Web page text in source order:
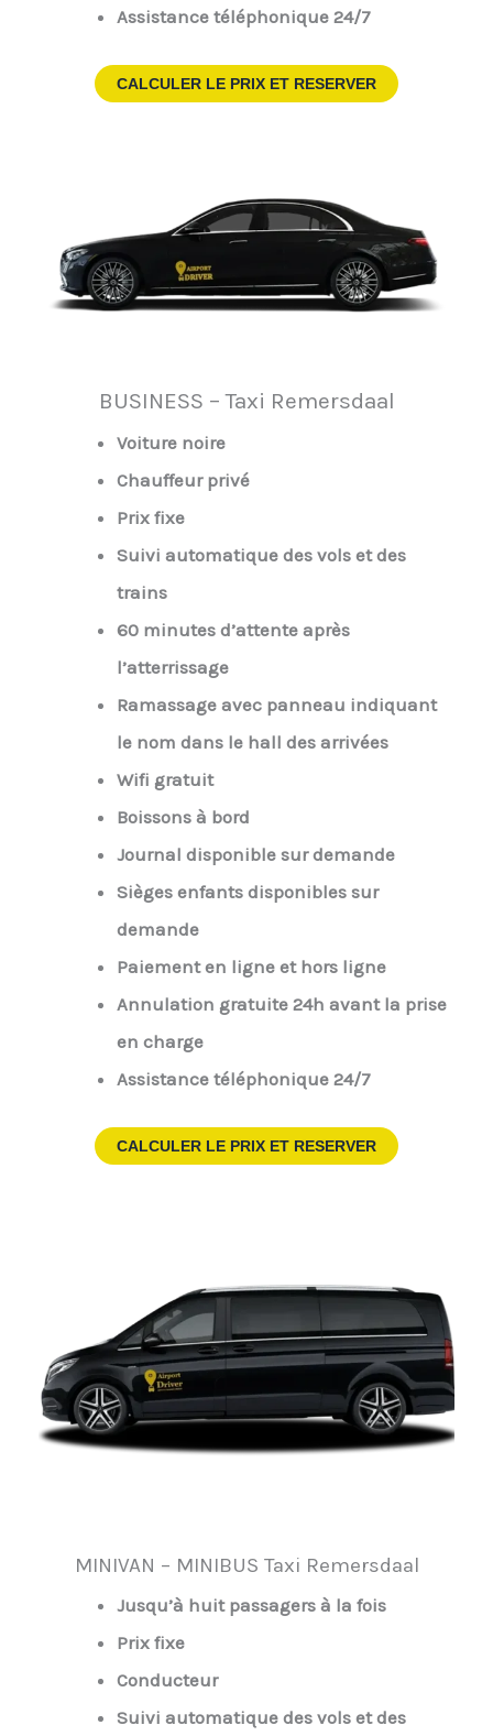
Assistance téléphonique 24/7
CALCULER LE PRIX ET RESERVER
BUSINESS – Taxi Remersdaal
Voiture noire
Chauffeur privé
Prix fixe
Suivi automatique des vols et des
trains
60 minutes d’attente après
l’atterrissage
Ramassage avec panneau indiquant
le nom dans le hall des arrivées
Wifi gratuit
Boissons à bord
Journal disponible sur demande
Sièges enfants disponibles sur
demande
Paiement en ligne et hors ligne
Annulation gratuite 24h avant la prise
en charge
Assistance téléphonique 24/7
CALCULER LE PRIX ET RESERVER
MINIVAN – MINIBUS Taxi Remersdaal
Jusqu’à huit passagers à la fois
Prix fixe
Conducteur
Suivi automatique des vols et des